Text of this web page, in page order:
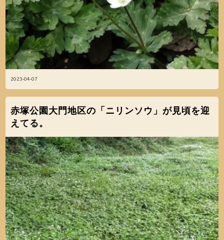
2023-04-07
赤塚公園大門地区の「ニリンソウ」が見頃を迎
えてる。